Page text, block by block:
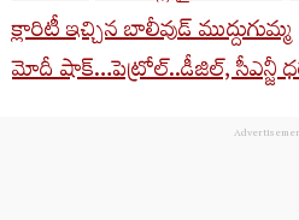
క్లారిటీ ఇచ్చిన బాలీవుడ్ ముద్దుగుమ్మ‌
మోదీ షాక్…పెట్రోల్..డీజిల్, సీఎన్జీ